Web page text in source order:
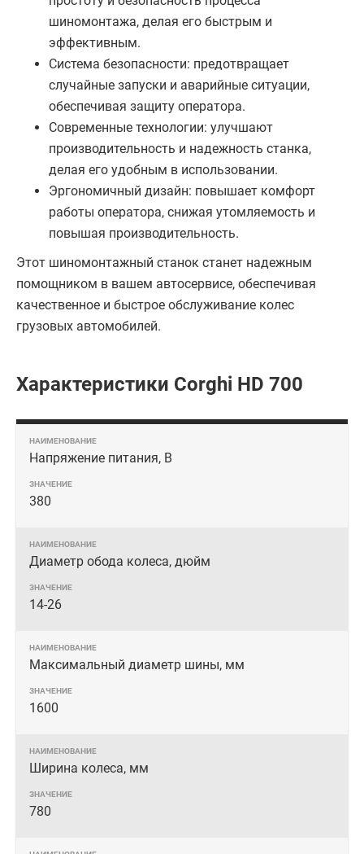
шиномонтажа, делая его быстрым и
эффективным.
Система безопасности: предотвращает
случайные запуски и аварийные ситуации,
обеспечивая защиту оператора.
Современные технологии: улучшают
производительность и надежность станка,
делая его удобным в использовании.
Эргономичный дизайн: повышает комфорт
работы оператора, снижая утомляемость и
повышая производительность.
Этот шиномонтажный станок станет надежным
помощником в вашем автосервисе, обеспечивая
качественное и быстрое обслуживание колес
грузовых автомобилей.
Характеристики Corghi HD 700
Напряжение питания, В
380
Диаметр обода колеса, дюйм
14-26
Максимальный диаметр шины, мм
1600
Ширина колеса, мм
780